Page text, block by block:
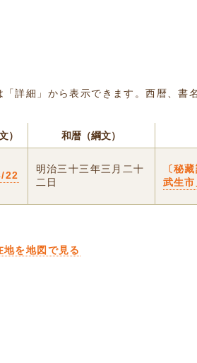
「詳細」から表示できます。西暦、書
） 和暦（綱文）
22
明治三十三年三月二十
二日
〔秘
武生
地を地図で見る